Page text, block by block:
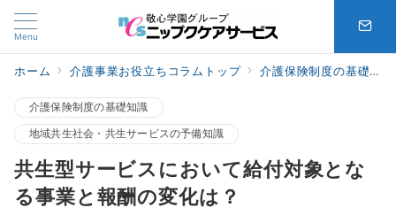
Menu
ホーム 介護事業お役立ちコラムトップ 介護保険制度の基礎知識
介護保険制度の基礎知識
地域共生社会・共生サービスの予備知識
共生型サービスにおいて給付対象とな
る事業と報酬の変化は？